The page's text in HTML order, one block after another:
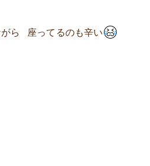
ら 座ってるのも辛い